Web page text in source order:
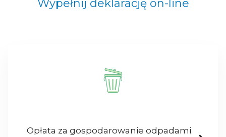
Wypełnij deklarację on-line
Opłata za gospodarowanie odpadami